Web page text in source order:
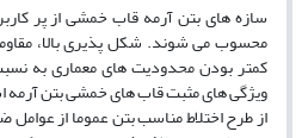
سازه های بتن آرمه قاب خمشی از پر
محسوب می شوند. شکل پذیری بالا،
کمتر بودن محدودیت های معماری به
ویژگی های مثبت قاب های خمشی بتن
از طرح اختلاط مناسب بتن عموما از